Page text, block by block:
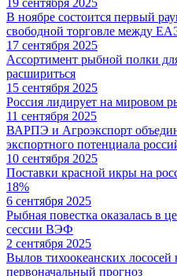
В ноябре состоится первый
свободной торговле между
17 сентября 2025
Ассортимент рыбной полки
расшириться
15 сентября 2025
Россия лидирует на мировом
11 сентября 2025
ВАРПЭ и Агроэкспорт
экспортного потенциала
10 сентября 2025
Поставки красной икры на
18%
6 сентября 2025
Рыбная повестка оказалась в
сессии ВЭФ
2 сентября 2025
Вылов тихоокеанских
первоначальный прогноз